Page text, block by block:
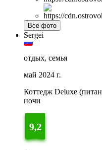
Все фото
Sergei
отдых, семья
май 2024 г.
Коттедж Deluxe
ночи
9,2